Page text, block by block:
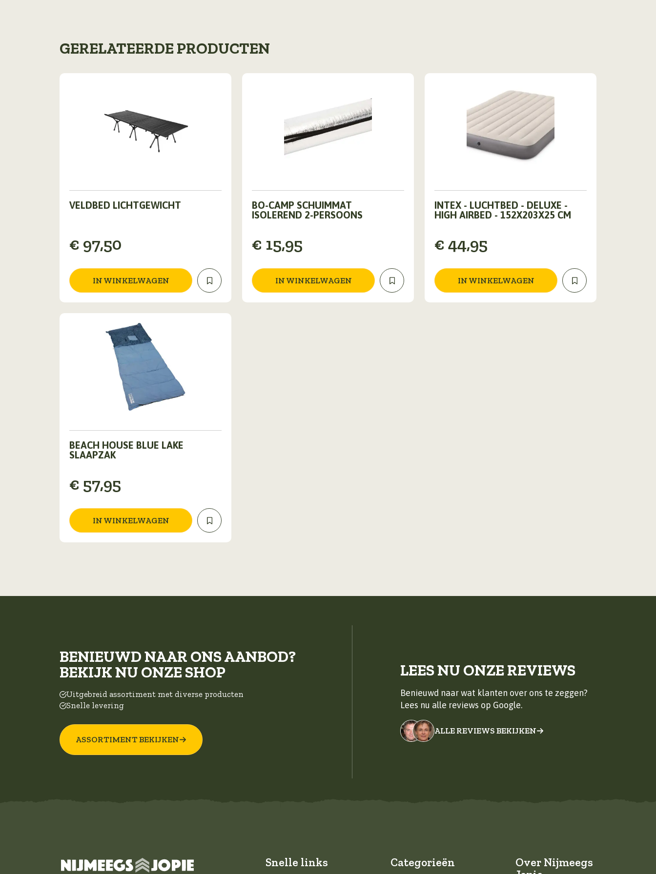
GERELATEERDE PRODUCTEN
VELDBED LICHTGEWICHT
€ 97,50
IN WINKELWAGEN
BO-CAMP SCHUIMMAT
ISOLEREND 2-PERSOONS
€ 15,95
IN WINKELWAGEN
INTEX - LUCHTBED - DELUXE -
HIGH AIRBED - 152X203X25 CM
€ 44,95
IN WINKELWAGEN
BEACH HOUSE BLUE LAKE
SLAAPZAK
€ 57,95
IN WINKELWAGEN
BENIEUWD NAAR ONS AANBOD?
BEKIJK NU ONZE SHOP
Uitgebreid assortiment met diverse producten
Snelle levering
ASSORTIMENT BEKIJKEN
LEES NU ONZE REVIEWS
Benieuwd naar wat klanten over ons te zeggen?
Lees nu alle reviews op Google.
ALLE REVIEWS BEKIJKEN
Snelle links Categorieën
Over Nijmeegs